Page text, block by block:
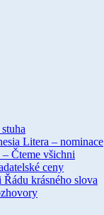
Litera – nominace
Čteme všichni
ceny
Řádu krásného slova